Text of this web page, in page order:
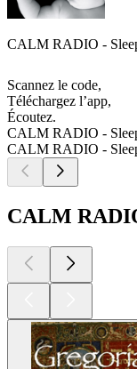
CALM RADIO -
Scannez le code,
Téléchargez l’app,
Écoutez.
CALM RADIO -
CALM RADIO -
CALM